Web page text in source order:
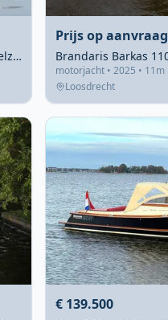
Brandaris Barkas 1100 Cabin 2005 – veelzijdig & snel
Prijs op aanvraag
motorjacht • 2025 • 11m
Loosdrecht
€ 139.500